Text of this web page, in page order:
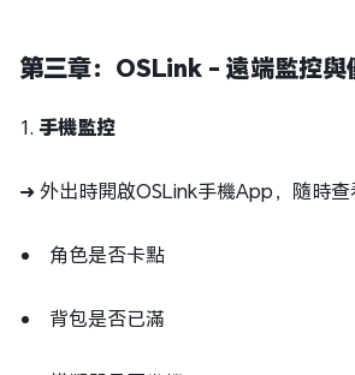
第三章：OSLink - 遠端監控與
1. 手機監控
➜ 外出時開啟OSLink手機App，隨時查
角色是否卡點
背包是否已滿